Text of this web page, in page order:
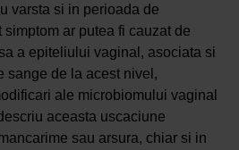
varsta si in perioada de
ar putea fi cauzat de
a epiteliului vaginal, asociata si
sange de la acest nivel,
ale microbiomului vaginal
aceasta uscaciune
sau arsura, chiar si in